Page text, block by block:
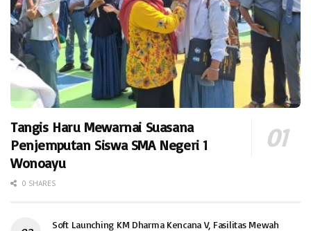
Tangis Haru Mewarnai Suasana
Penjemputan Siswa SMA Negeri 1
Wonoayu
0 SHARES
Soft Launching KM Dharma Kencana V, Fasilitas Mewah